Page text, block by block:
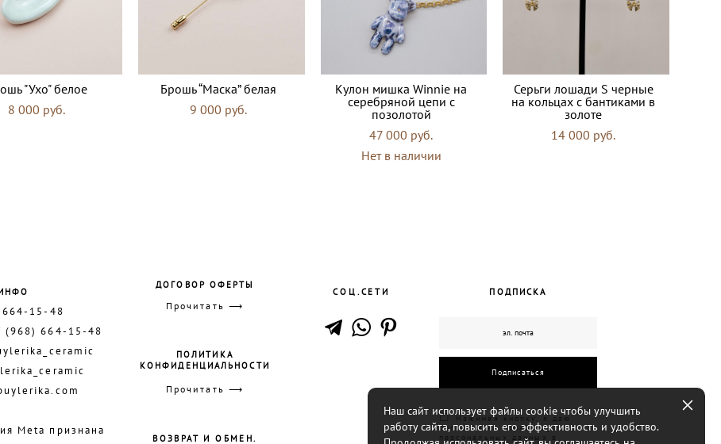
"Ухо" белое
8 000 pуб.
Брошь “Маска” белая
9 000 pуб.
Кулон мишка Winnie на
серебряной цепи с
позолотой
47 000 pуб.
Нет в наличии
Серьги лошади S черные
на кольцах с бантиками в
золоте
14 000 pуб.
15-48
(968) 664-15-48
Meta признана
ДОГОВОР ОФЕРТЫ
Прочитать ⟶
ПОЛИТИКА
КОНФИДЕНЦИАЛЬНОСТИ
Прочитать ⟶
ВОЗВРАТ И ОБМЕН.
СОЦ.СЕТИ ПОДПИСКА
Подписаться
☐Нажимая кнопку, я даю
согласие на обработку
персональных данных в
Наш сайт использует файлы cookie чтобы улучшить
работу сайта, повысить его эффективность и удобство.